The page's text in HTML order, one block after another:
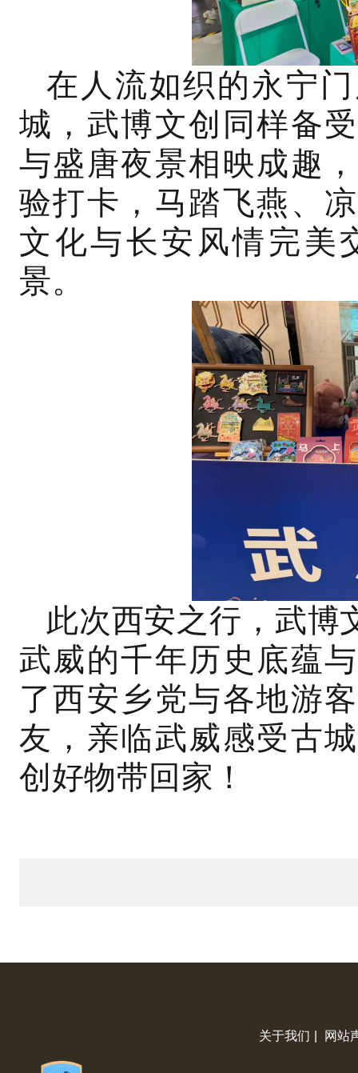
在人流如织的永宁
城，武博文创同样备
与盛唐夜景相映成趣
验打卡，马踏飞燕、
文化与长安风情完美
景。
此次西安之行，武博
武威的千年历史底蕴
了西安乡党与各地游
友，亲临武威感受古
创好物带回家！
关于我们 网站